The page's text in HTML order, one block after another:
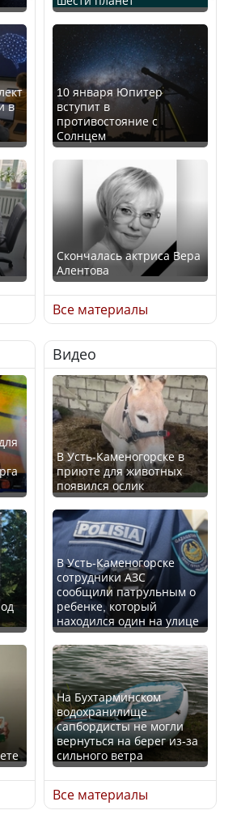
в
10 января Юпитер
вступит в
противостояние с
Солнцем
Скончалась актриса Вера
Алентова
В РФ вынесен заочный
приговор по уголовному
делу об убийстве Игоря
Талькова
В России введены
дополнительные
ограничения для
казахстанских прав
Трамп официально
вступил в должность
президента США
Луну признали объектом
культурного наследия,
находящегося под
угрозой исчезновения
Все материалы
Видео
В Усть-Каменогорске в
приюте для животных
появился ослик
В Усть-Каменогорске
сотрудники АЗС
сообщили патрульным о
ребенке, который
находился один на улице
На Бухтарминском
водохранилище
сапбордисты не могли
вернуться на берег из-за
сильного ветра
Все материалы